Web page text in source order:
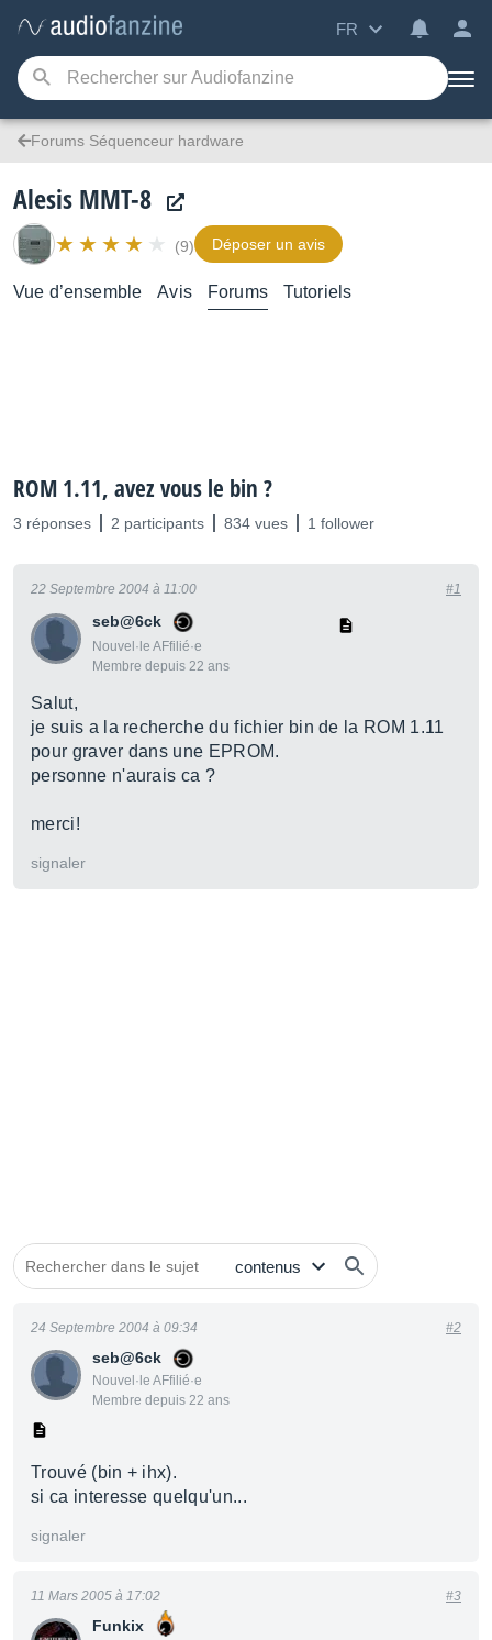
FR
Forums Séquenceur hardware
Alesis MMT-8
(9) Déposer un avis
Vue d’ensemble Avis Forums Tutoriels
ROM 1.11, avez vous le bin ?
3 réponses 2 participants 834 vues 1 follower
seb@6ck
Nouvel·le AFfilié·e
Membre depuis 22 ans
22 Septembre 2004 à 11:00 #1
Salut,
je suis a la recherche du fichier bin de la ROM 1.11
pour graver dans une EPROM.
personne n'aurais ca ?
merci!
signaler
seb@6ck
Nouvel·le AFfilié·e
Membre depuis 22 ans
24 Septembre 2004 à 09:34 #2
Trouvé (bin + ihx).
si ca interesse quelqu'un...
signaler
Funkix
11 Mars 2005 à 17:02 #3